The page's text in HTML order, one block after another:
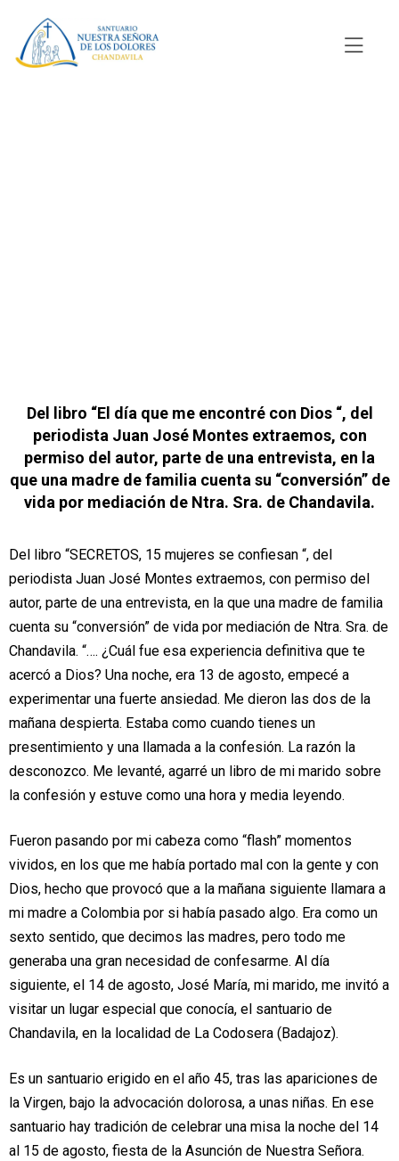
Del libro “El día que me encontré con Dios “, del
periodista Juan José Montes extraemos, con
permiso del autor, parte de una entrevista, en la
que una madre de familia cuenta su “conversión” de
vida por mediación de Ntra. Sra. de Chandavila.
Del libro “SECRETOS, 15 mujeres se confiesan “, del
periodista Juan José Montes extraemos, con permiso del
autor, parte de una entrevista, en la que una madre de familia
cuenta su “conversión” de vida por mediación de Ntra. Sra. de
Chandavila. “…. ¿Cuál fue esa experiencia definitiva que te
acercó a Dios? Una noche, era 13 de agosto, empecé a
experimentar una fuerte ansiedad. Me dieron las dos de la
mañana despierta. Estaba como cuando tienes un
presentimiento y una llamada a la confesión. La razón la
desconozco. Me levanté, agarré un libro de mi marido sobre
la confesión y estuve como una hora y media leyendo.
Fueron pasando por mi cabeza como “flash” momentos
vividos, en los que me había portado mal con la gente y con
Dios, hecho que provocó que a la mañana siguiente llamara a
mi madre a Colombia por si había pasado algo. Era como un
sexto sentido, que decimos las madres, pero todo me
generaba una gran necesidad de confesarme. Al día
siguiente, el 14 de agosto, José María, mi marido, me invitó a
visitar un lugar especial que conocía, el santuario de
Chandavila, en la localidad de La Codosera (Badajoz).
Es un santuario erigido en el año 45, tras las apariciones de
la Virgen, bajo la advocación dolorosa, a unas niñas. En ese
santuario hay tradición de celebrar una misa la noche del 14
al 15 de agosto, fiesta de la Asunción de Nuestra Señora.